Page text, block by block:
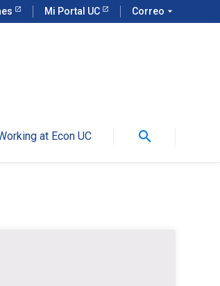
Mi Portal UC Correo arrow_drop_down
at Econ UC search